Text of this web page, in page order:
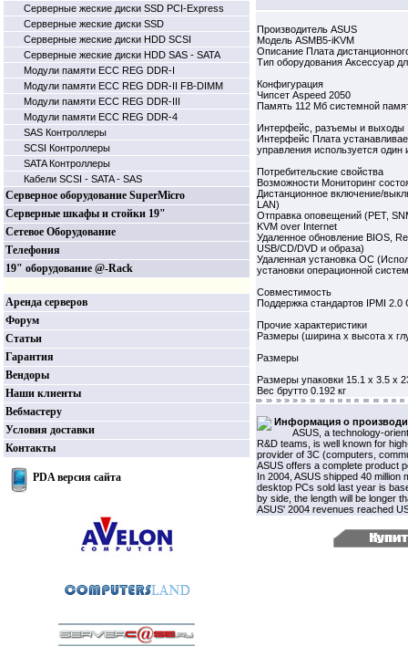
Серверные жеские диски SSD PCI-Express
Серверные жеские диски SSD
Серверные жеские диски HDD SCSI
Серверные жеские диски HDD SAS - SATA
Модули памяти ECC REG DDR-I
Модули памяти ECC REG DDR-II FB-DIMM
Модули памяти ECC REG DDR-III
Модули памяти ECC REG DDR-4
SAS Контроллеры
SCSI Контроллеры
SATA Контроллеры
Кабели SCSI - SATA - SAS
Серверное оборудование SuperMicro
Серверные шкафы и стойки 19"
Сетевое Оборудование
Телефония
19" оборудование @-Rack
Аренда серверов
Форум
Статьи
Гарантия
Вендоры
Наши клиенты
Вебмастеру
Условия доставки
Контакты
PDA версия сайта
Производитель ASUS
Модель ASMB5-iKVM
Описание Плата
Тип оборудования Аксессуар
Конфигурация
Чипсет Aspeed 2050
Память 112 Мб системной
Интерфейс, разъемы и выходы
Интерфейс Плата
управления используется
Потребительские свойства
Возможности Мониторинг
Дистанционное включение/
LAN)
Отправка оповещений (PET,
KVM over Internet
Удаленное обновление BIOS,
USB/CD/DVD и образа)
Удаленная установка ОС
установки операционной
Совместимость
Поддержка стандартов IPMI 2.0
Прочие характеристики
Размеры (ширина x высота x
Размеры
Размеры упаковки 15.1 x 3.5 x
Вес брутто 0.192 кг
Информация о
ASUS, a technology-
R&D teams, is well known for
provider of 3C (computers,
ASUS offers a complete product
In 2004, ASUS shipped 40
desktop PCs sold last year is
by side, the length will be longer
ASUS' 2004 revenues reached